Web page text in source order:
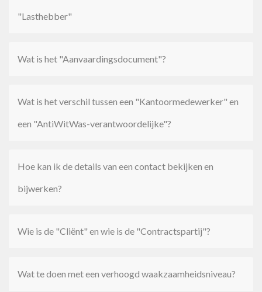
"Lasthebber"
Wat is het "Aanvaardingsdocument"?
Wat is het verschil tussen een "Kantoormedewerker" en
een "AntiWitWas-verantwoordelijke"?
Hoe kan ik de details van een contact bekijken en
bijwerken?
Wie is de "Cliënt" en wie is de "Contractspartij"?
Wat te doen met een verhoogd waakzaamheidsniveau?